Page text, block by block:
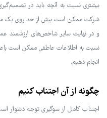
بیشتری نسبت به آنچه باید در
شرکت ممکن است بیش از حد روی یک
و در نهایت سایر شاخص‌های ارزشمند
نسبت به اطلاعات عاطفی ممکن است
انجام دهیم.
چگونه از آن اجتناب کنیم
اجتناب کامل از سوگیری توجه دشوار